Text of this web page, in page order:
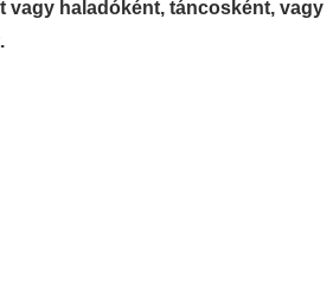
vagy haladóként, táncosként, vagy